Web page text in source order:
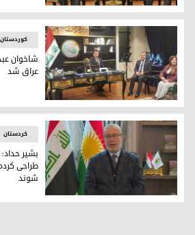
شاخوان عبدالله، معاون رئیس مجلس
نماینده کورد در معاونت ریاست مجلس
کوردستان
شاخوان
عراق شد
دکتر بشیر حداد، معاون رئیس مجلس
کردستان
بشیر
طراحی
شوند